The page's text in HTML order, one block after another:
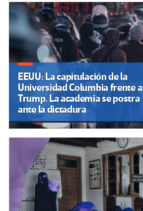
EEUU: La capitulación de la
Universidad Columbia frente a
Trump. La academia se postra
ante la dictadura